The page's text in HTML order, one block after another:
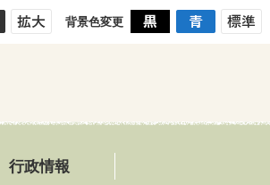
背景色変更
行政情報